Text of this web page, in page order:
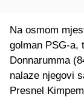
Na osmom
golman PSG-a,
Donnarumma
nalaze njegovi
Presnel